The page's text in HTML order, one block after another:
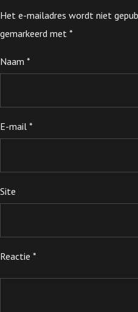
Het e-mailadres wordt niet
gemarkeerd met *
Naam *
E-mail *
Site
Reactie *